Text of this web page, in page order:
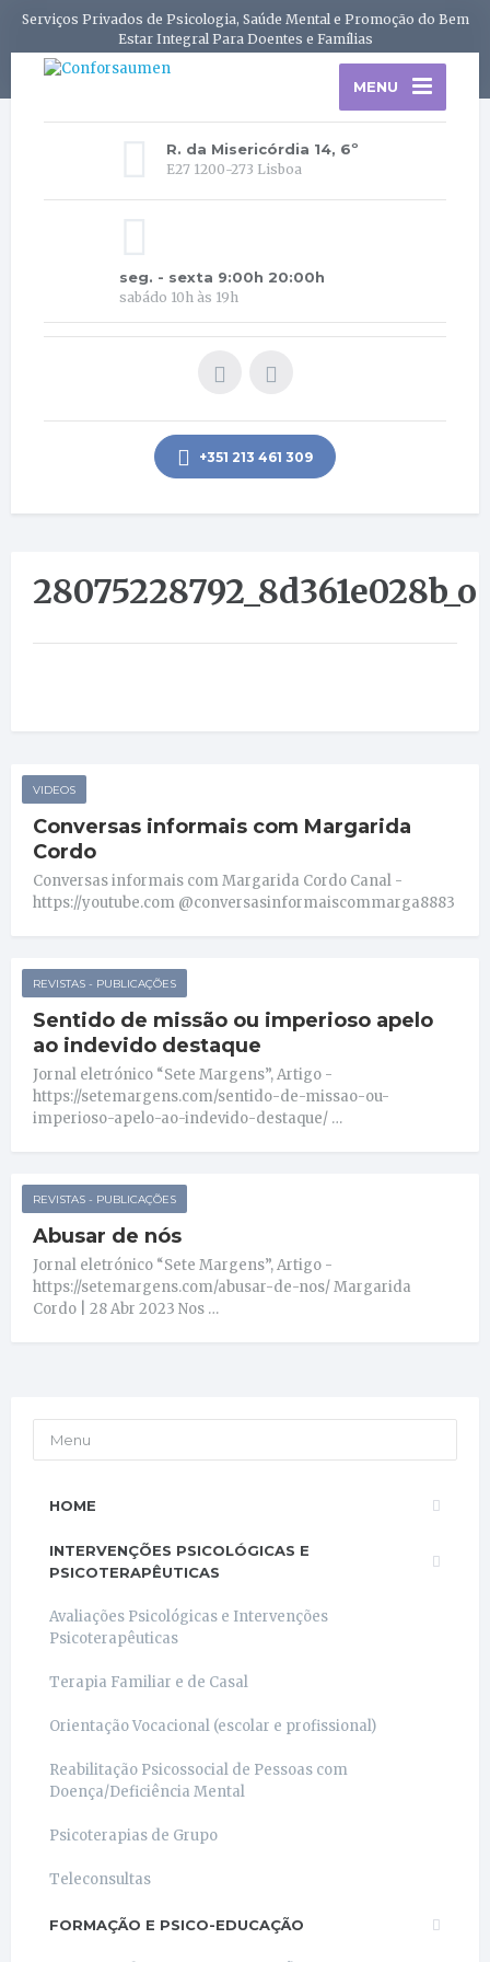
Serviços Privados de Psicologia, Saúde Mental e Promoção do Bem
Estar Integral Para Doentes e Famílias
MENU
R. da Misericórdia 14, 6º
E27 1200-273 Lisboa
seg. - sexta 9:00h 20:00h
sabádo 10h às 19h
+351 213 461 309
28075228792_8d361e028b_o
VIDEOS
Conversas informais com Margarida
Cordo
Conversas informais com Margarida Cordo Canal -
https://youtube.com @conversasinformaiscommarga8883
REVISTAS - PUBLICAÇÕES
Sentido de missão ou imperioso apelo
ao indevido destaque
Jornal eletrónico “Sete Margens”, Artigo -
https://setemargens.com/sentido-de-missao-ou-
imperioso-apelo-ao-indevido-destaque/ …
REVISTAS - PUBLICAÇÕES
Abusar de nós
Jornal eletrónico “Sete Margens”, Artigo -
https://setemargens.com/abusar-de-nos/ Margarida
Cordo | 28 Abr 2023 Nos …
Menu
HOME
INTERVENÇÕES PSICOLÓGICAS E
PSICOTERAPÊUTICAS
Avaliações Psicológicas e Intervenções
Psicoterapêuticas
Terapia Familiar e de Casal
Orientação Vocacional (escolar e profissional)
Reabilitação Psicossocial de Pessoas com
Doença/Deficiência Mental
Psicoterapias de Grupo
Teleconsultas
FORMAÇÃO E PSICO-EDUCAÇÃO